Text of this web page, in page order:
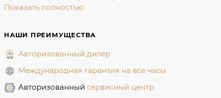
Показать полностью
НАШИ ПРЕИМУЩЕСТВА
Авторизованный дилер
Международная гарантия на все часы
Авторизованный сервисный центр